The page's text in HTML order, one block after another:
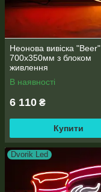
Неонова вивіска "Beer"
700x350мм з блоком
живлення
В наявності
6 110 ₴
Купити
Dvorik Led